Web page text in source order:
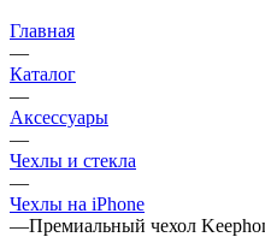
Главная
—
Каталог
—
Аксессуары
—
Чехлы и стекла
—
Чехлы на iPhone
—Премиальный чехол